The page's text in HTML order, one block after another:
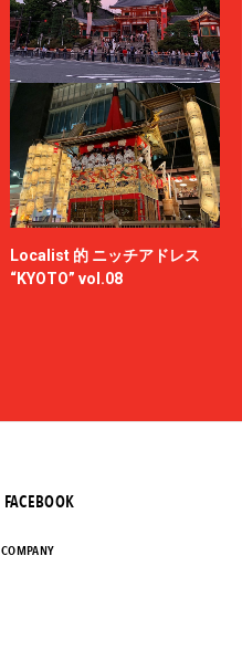
Localist 的 ニッチアドレス
“KYOTO” vol.08
FACEBOOK
COMPANY